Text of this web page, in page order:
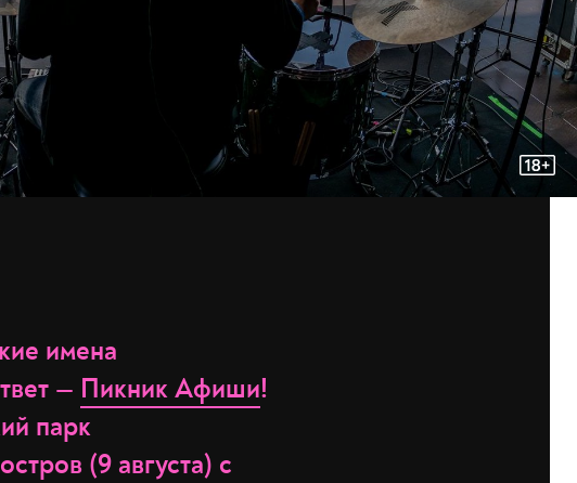
имена
— Пикник Афиши!
парк
(9 августа) с